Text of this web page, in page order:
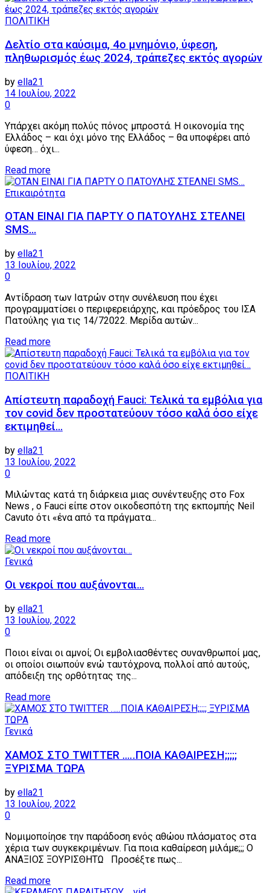
ΠΟΛΙΤΙΚΗ
Δελτίο στα καύσιμα, 4ο μνημόνιο, ύφεση,
πληθωρισμός έως 2024, τράπεζες εκτός αγορών
by ella21
14 Ιουλίου, 2022
0
Υπάρχει ακόμη πολύς πόνος μπροστά. Η οικονομία της
Ελλάδος – και όχι μόνο της Ελλάδος – θα υποφέρει από
ύφεση… όχι...
Read moreDetails
Επικαιρότητα
ΟΤΑΝ ΕΙΝΑΙ ΓΙΑ ΠΑΡΤΥ Ο ΠΑΤΟΥΛΗΣ ΣΤΕΛΝΕΙ
SMS…
by ella21
13 Ιουλίου, 2022
0
Αντίδραση των Ιατρών στην συνέλευση που έχει
προγραμματίσει ο περιφερειάρχης, και πρόεδρος του ΙΣΑ
Πατούλης για τις 14/72022. Μερίδα αυτών...
Read moreDetails
ΠΟΛΙΤΙΚΗ
Απίστευτη παραδοχή Fauci: Τελικά τα εμβόλια για
τον covid δεν προστατεύουν τόσο καλά όσο είχε
εκτιμηθεί…
by ella21
13 Ιουλίου, 2022
0
Μιλώντας κατά τη διάρκεια μιας συνέντευξης στο Fox
News , ο Fauci είπε στον οικοδεσπότη της εκπομπής Neil
Cavuto ότι «ένα από τα πράγματα...
Read moreDetails
Γενικά
Οι νεκροί που αυξάνονται…
by ella21
13 Ιουλίου, 2022
0
Ποιοι είναι οι αμνοί; Οι εμβολιασθέντες συνανθρωποί μας,
οι οποίοι σιωπούν ενώ ταυτόχρονα, πολλοί από αυτούς,
απόδειξη της ορθότητας της...
Read moreDetails
Γενικά
ΧΑΜΟΣ ΣΤΟ TWITTER …..ΠΟΙΑ ΚΑΘΑΙΡΕΣΗ;;;;;
ΞΥΡΙΣΜΑ ΤΩΡΑ
by ella21
13 Ιουλίου, 2022
0
Νομιμοποίησε την παράδοση ενός αθώου πλάσματος στα
χέρια των συγκεκριμένων. Για ποια καθαίρεση μιλάμε;;; Ο
ΑΝΑΞΙΟΣ ΞΟΥΡΙΣΘΗΤΩ Προσέξτε πως...
Read moreDetails